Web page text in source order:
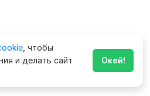
, чтобы
и делать сайт
Окей!